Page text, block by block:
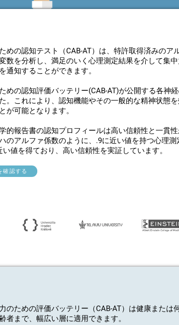
めの認知テスト（CAB-AT）は、特許取得済みのア
数を分析し、満足のいく心理測定結果を介して集
通知することができます。
めの認知評価バッテリー(CAB-AT)が公開する各神
。これにより、認知機能やその一般的な精神状態
が可能となります。
的報告書の認知プロフィールは高い信頼性と一貫
のアルファ係数のように、.9に近い値を持つ心理
い値を得ており、高い信頼性を実証しています。
確認する
のための評価バッテリー（CAB-AT）は健康または
者まで、幅広い層に適用できます。